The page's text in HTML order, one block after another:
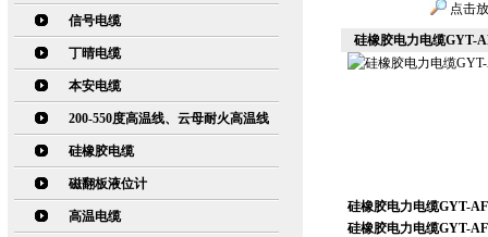
信号电缆
丁晴电缆
本安电缆
200-550度高温线、云母耐火高温线
硅橡胶电缆
磁翻板液位计
高温电缆
点击
硅橡胶电力电缆GYT-
硅橡胶电力电缆GYT-
硅橡胶电力电缆GYT-